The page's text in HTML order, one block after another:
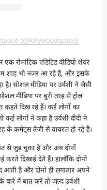
(@lollywoodspace)
एक रोमांटिक एडिटिड वीडियो शेयर
शाह भी नजर आ रहे हैं, और इसके
है। सोशल मीडिया पर उर्वशी ने जैसी
मीडिया पर बुरी तरह से ट्रोल
कहते दिख रहे हैं। कई लोगों का
कई लोगों ने कहा है उर्वशी दीदी ने
के कमेंट्स तेजी से वायरल हो रहे हैं।
से जुड़ चुका है और अब दोनों
दिखाई देते हैं। हालाँकि दोनों
आती है और दोनों ही लगातार अपने
बारे में बात करें तो जल्द उर्वशी